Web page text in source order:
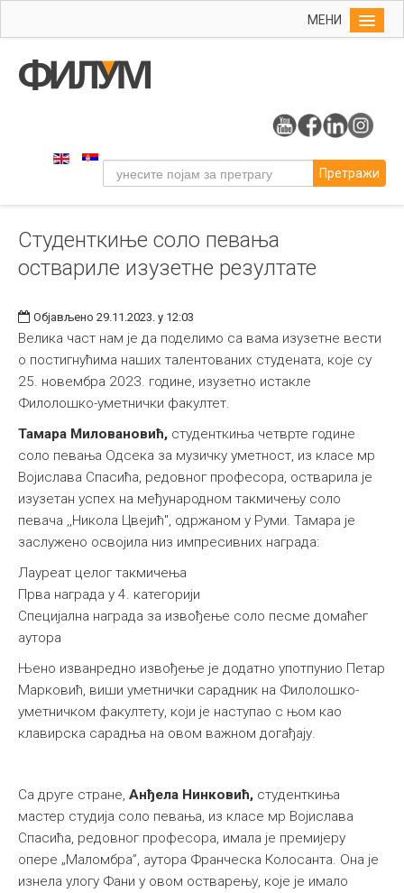
МЕНИ
Упис
Уметност
Музичка уметност
Примењена и ликовна уметност
Издаваштво
Библиотека
Студенти
Међународна
Претражи
Студенткиње соло певања
оствариле изузетне резултате
Објављено 29.11.2023. у 12:03
Велика част нам је да поделимо са вама изузетне вести
о постигнућима наших талентованих студената, које су
25. новембра 2023. године, изузетно истакле
Филолошко-уметнички факултет.
Тамара Миловановић, студенткиња четврте године
соло певања Одсека за музичку уметност, из класе мр
Војислава Спасића, редовног професора, остварила је
изузетан успех на међународном такмичењу соло
певача ,,Никола Цвејић", одржаном у Руми. Тамара је
заслужено освојила низ импресивних награда:
Лауреат целог такмичења
Прва награда у 4. категорији
Специјална награда за извођење соло песме домаћег
аутора
Њено изванредно извођење је додатно употпунио Петар
Марковић, виши уметнички сарадник на Филолошко-
уметничком факултету, који је наступао с њом као
клавирска сарадња на овом важном догађају.
Са друге стране, Анђела Нинковић, студенткиња
мастер студија соло певања, из класе мр Војислава
Спасића, редовног професора, имала је премијеру
опере „Маломбра”, аутора Франческа Колосанта. Она је
изнела улогу Фани у овом остварењу, које је имало